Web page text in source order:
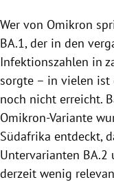
Wer von Omikron
BA.1, der in den
Infektionszahlen in
sorgte – in vielen ist
noch nicht erreicht.
Omikron-Variante
Südafrika entdeckt,
Untervarianten BA.2
derzeit wenig